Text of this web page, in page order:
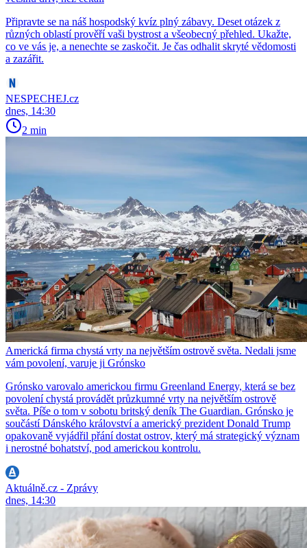
Připravte se na náš hospodský kvíz plný zábavy. Deset otázek z
různých oblastí prověří vaši bystrost a všeobecný přehled. Ukažte,
co ve vás je, a nenechte se zaskočit. Je čas odhalit skryté vědomosti
a zazářit.
NESPECHEJ.cz
dnes, 14:30
2 min
Americká firma chystá vrty na největším ostrově světa. Nedali jsme
vám povolení, varuje ji Grónsko
Grónsko varovalo americkou firmu Greenland Energy, která se bez
povolení chystá provádět průzkumné vrty na největším ostrově
světa. Píše o tom v sobotu britský deník The Guardian. Grónsko je
součástí Dánského království a americký prezident Donald Trump
opakovaně vyjádřil přání dostat ostrov, který má strategický význam
i nerostné bohatství, pod americkou kontrolu.
Aktuálně.cz - Zprávy
dnes, 14:30